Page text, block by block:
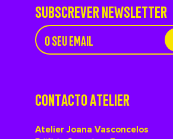
SUBSCREVER NEWSLETTER
CONTACTO ATELIER
Atelier Joana Vasconcelos